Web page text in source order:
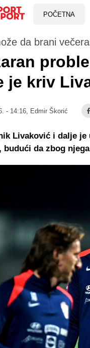
POČETNA
da brani
je kriv
- 14:16, Edmir Škorić
Livaković i dalje je
budući da zbog